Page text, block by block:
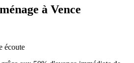
à Vence
écoute